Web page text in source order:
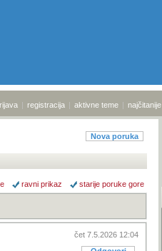
| registracija | aktivne teme | najčitanije
Nova poruka
ravni prikaz starije poruke gore
čet 7.5.2026 12:04